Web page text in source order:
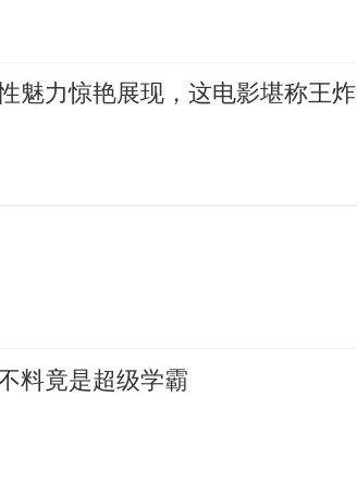
魅力惊艳展现，这电影堪称王炸
料竟是超级学霸